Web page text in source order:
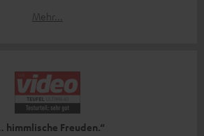
Mehr...
himmlische Freuden.“